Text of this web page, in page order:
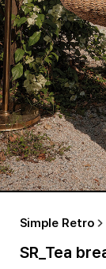
Simple Retro
SR_Tea